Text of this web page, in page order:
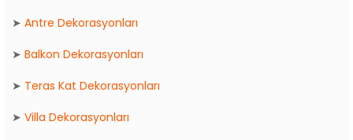
➤ Antre Dekorasyonları
➤ Balkon Dekorasyonları
➤ Teras Kat Dekorasyonları
➤ Villa Dekorasyonları